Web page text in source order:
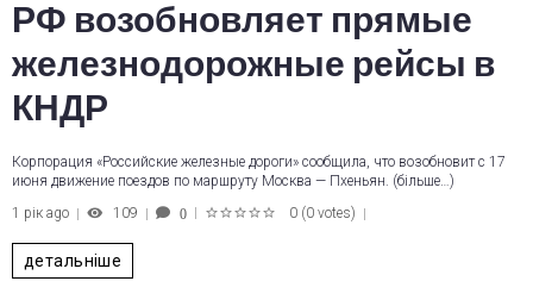
РФ возобновляет прямые
железнодорожные рейсы в
КНДР
Корпорация «Российские железные дороги» сообщила, что возобновит с 17
июня движение поездов по маршруту Москва — Пхеньян. (більше…)
1 рік ago
109 0 0 (0 votes)
детальніше